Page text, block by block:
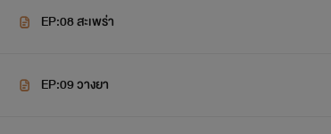
EP:08 สะเพร่า
EP:09 วางยา